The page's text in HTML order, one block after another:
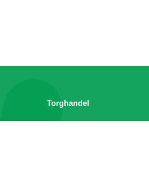
Torghandel